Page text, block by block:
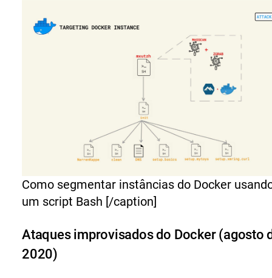
Como segmentar instâncias do Docker
um script Bash [/caption]
Ataques improvisados do Docker (agosto
2020)